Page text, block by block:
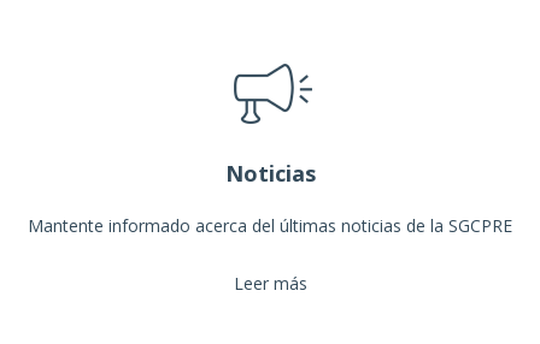
Noticias
Mantente informado acerca del últimas noticias de la SGCPRE
Leer más